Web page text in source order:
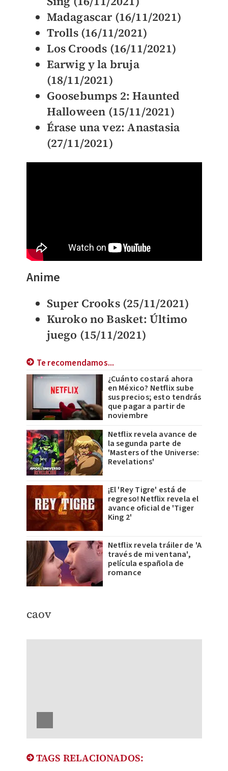
Madagascar (16/11/2021)
Trolls (16/11/2021)
Los Croods (16/11/2021)
Earwig y la bruja
(18/11/2021)
Goosebumps 2: Haunted
Halloween (15/11/2021)
Érase una vez: Anastasia
(27/11/2021)
Anime
Super Crooks (25/11/2021)
Kuroko no Basket: Último
juego (15/11/2021)
Te recomendamos...
¿Cuánto costará ahora
en México? Netflix sube
sus precios; esto tendrás
que pagar a partir de
noviembre
Netflix revela avance de
la segunda parte de
'Masters of the Universe:
Revelations'
¡El 'Rey Tigre' está de
regreso! Netflix revela el
avance oficial de 'Tiger
King 2'
Netflix revela tráiler de 'A
través de mi ventana',
película española de
romance
caov
TAGS RELACIONADOS: